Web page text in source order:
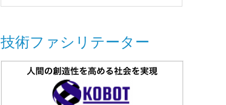
技術ファシリテーター